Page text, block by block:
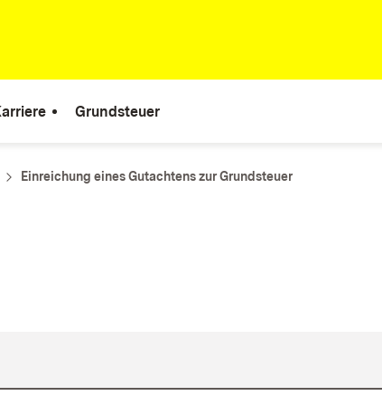
Grundsteuer
Einreichung eines Gutachtens zur Grundsteuer